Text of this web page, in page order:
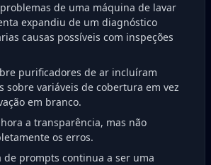
de uma máquina de lavar
expandiu de um diagnóstico
causas possíveis com inspeções
purificadores de ar incluíram
sobre variáveis de cobertura em vez
em branco.
a transparência, mas não
os erros.
de prompts continua a ser uma